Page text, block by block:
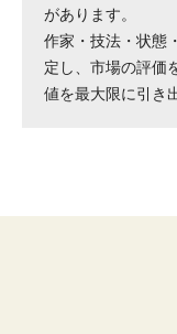
があります。
作家・技法・状態
定し、市場の評価
値を最大限に引き